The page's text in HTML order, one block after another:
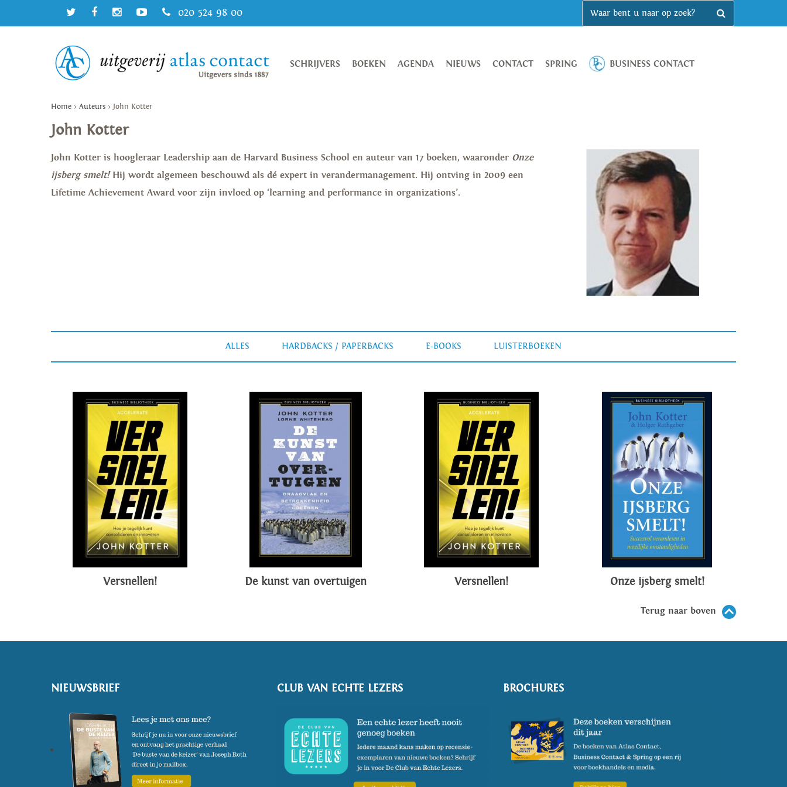
020 524 98 00
SCHRIJVERS BOEKEN AGENDA NIEUWS CONTACT SPRING BUSINESS CONTACT
Home > Auteurs > John Kotter
John Kotter
John Kotter is hoogleraar Leadership aan de Harvard Business School en auteur van 17 boeken, waaronder Onze
ijsberg smelt! Hij wordt algemeen beschouwd als dé expert in verandermanagement. Hij ontving in 2009 een
Lifetime Achievement Award voor zijn invloed op ‘learning and performance in organizations’.
ALLES HARDBACKS / PAPERBACKS E-BOOKS LUISTERBOEKEN
Versnellen! De kunst van overtuigen Versnellen! Onze ijsberg smelt!
Terug naar boven
NIEUWSBRIEF CLUB VAN ECHTE LEZERS BROCHURES